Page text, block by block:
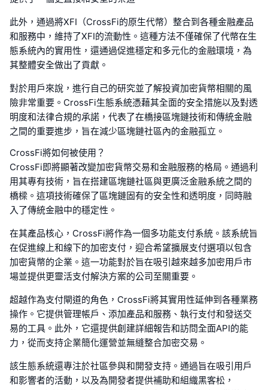
此外，通過將XFI（CrossFi的原生代幣）整合到各種金融產品
和服務中，維持了XFI的流動性。這種方法不僅確保了代幣在生
態系統內的實用性，還通過促進穩定和多元化的金融環境，為
其整體安全做出了貢獻。
對於用戶來說，進行自己的研究並了解投資加密貨幣相關的風
險非常重要。CrossFi生態系統憑藉其全面的安全措施以及對透
明度和法律合規的承諾，代表了在橋接區塊鏈技術和傳統金融
之間的重要進步，旨在減少區塊鏈社區內的金融孤立。
CrossFi將如何被使用？
CrossFi即將顯著改變加密貨幣交易和金融服務的格局。通過利
用其專有技術，旨在搭建區塊鏈社區與更廣泛金融系統之間的
橋樑。這項技術確保了區塊鏈固有的安全性和透明度，同時融
入了傳統金融中的穩定性。
在其產品核心，CrossFi將作為一個多功能支付系統。該系統旨
在促進線上和線下的加密支付，迎合希望擴展支付選項以包含
加密貨幣的企業。這一功能對於旨在吸引越來越多加密用戶市
場並提供更靈活支付解決方案的公司至關重要。
超越作為支付閘道的角色，CrossFi將其實用性延伸到各種業務
操作。它提供管理帳戶、添加產品和服務、執行支付和發送交
易的工具。此外，它還提供創建詳細報告和訪問全面API的能
力，從而支持企業簡化運營並無縫整合加密交易。
該生態系統還專注於社區參與和開發支持。通過旨在吸引用戶
和影響者的活動，以及為開發者提供補助和組織黑客松，